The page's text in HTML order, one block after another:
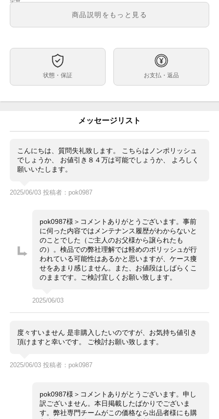
メンズ
文字盤 シャンパンカラー モザイク模様
36mm
18~18.5cm（余りコマ含む22コマ）
ケース素材 コンビネーション
ス・冊子・パスケース（劣化）・余りコマ2
状態
Eシリアルのデイトジャスト・イエローロレゾール・シ
く、バックルも硬めです。ヨレ・ダレは少々あります
が、大きな傷もなくキレイです。フルーテッドベゼルに
はやや金のくすみはありますが、丸みもなくヤマが立っ
だけると思います。裏には当時のシール（16233）が劣
となので、ご使用の前にはメンテナンスをオススメいた
します。トリチウム、ガラスに王冠透かし無し、クラス
プコードO12、ブレスレットは5連62523H18、当時モ
ノです。
ガラスにカケは見当たりません。
文字盤も通常のシャンパンゴールドより数の少ないモザ
イク仕様なのもポイントです。
（タイムグラファー平置計測。計測環境により変動。参
致します。
・価格交渉は希望金額をご提示ください。
商品説明をもっと見る
状態・保証 お支払・返品
メッセージリスト
こんにちは、質問失礼致します。 こちらはノンポリッシュ
でしょうか、 お値引き８４万は可能でしょうか、 よろしく
願いいたします。
2025/06/03 投稿者：pok0987
pok0987様＞コメントありがとうございます。事前
に伺った内容ではメンテナンス履歴がわからないと
のことでした（ご主人のお父様から譲られたも
の）。検品での弊社理解では軽めのポリッシュが行
われている可能性はあるかと思いますが、ケース痩
せをあまり感じません。また、お値段はしばらくこ
のままです。ご検討宜しくお願い致します。
2025/06/03
度々すいません 是非購入したいのですが、お気持ち値引き
頂けますと幸いです。 ご検討お願い致します。
2025/06/03 投稿者：pok0987
pok0987様＞コメントありがとうございます。申し
訳ございません。本日掲載したばかりでございま
す。弊社専門チームがこの価格なら出品者様にも購